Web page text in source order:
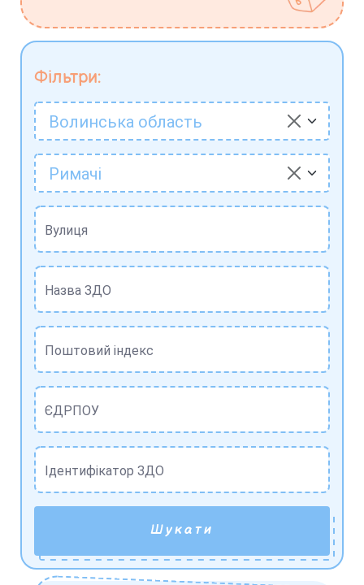
Фільтри:
Волинська область
Римачі
Вулиця
Назва ЗДО
Поштовий індекс
ЄДРПОУ
Ідентифікатор ЗДО
Шукати